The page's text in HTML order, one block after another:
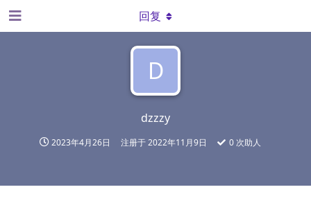
D
dzzzy
2023年4月26日 注册于2022年11月9日 0 次助人
回复